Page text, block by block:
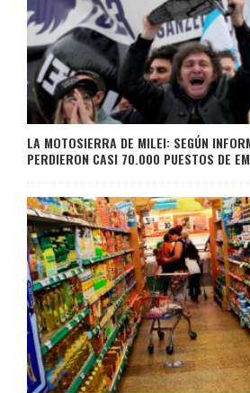
LA MOTOSIERRA DE MILEI: SEGÚN
PERDIERON CASI 70.000 PUESTOS DE